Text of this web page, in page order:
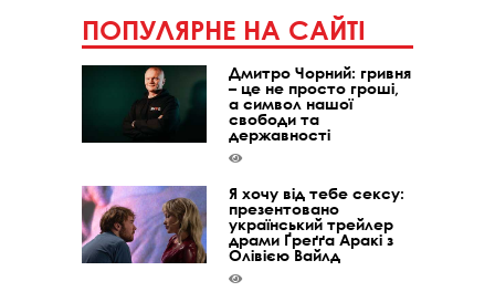
ПОПУЛЯРНЕ НА САЙТІ
Дмитро Чорний: гривня
– це не просто гроші,
а символ нашої
свободи та
державності
Я хочу від тебе сексу:
презентовано
український трейлер
драми Ґреґґа Аракі з
Олівією Вайлд